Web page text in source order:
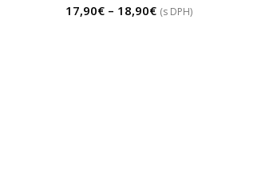
17,90€ – 18,90€ (s DPH)